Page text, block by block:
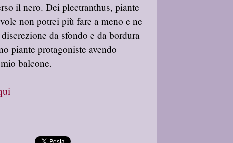
il nero. Dei plectranthus, piante
non potrei più fare a meno e ne
da sfondo e da bordura
piante protagoniste avendo
balcone.